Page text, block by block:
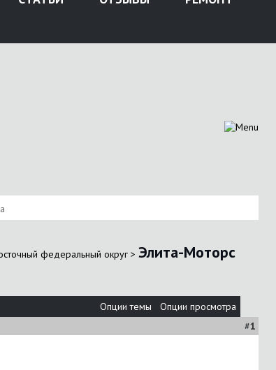
федеральный округ > Элита-Моторс
Опции темы
Опции просмотра
#1